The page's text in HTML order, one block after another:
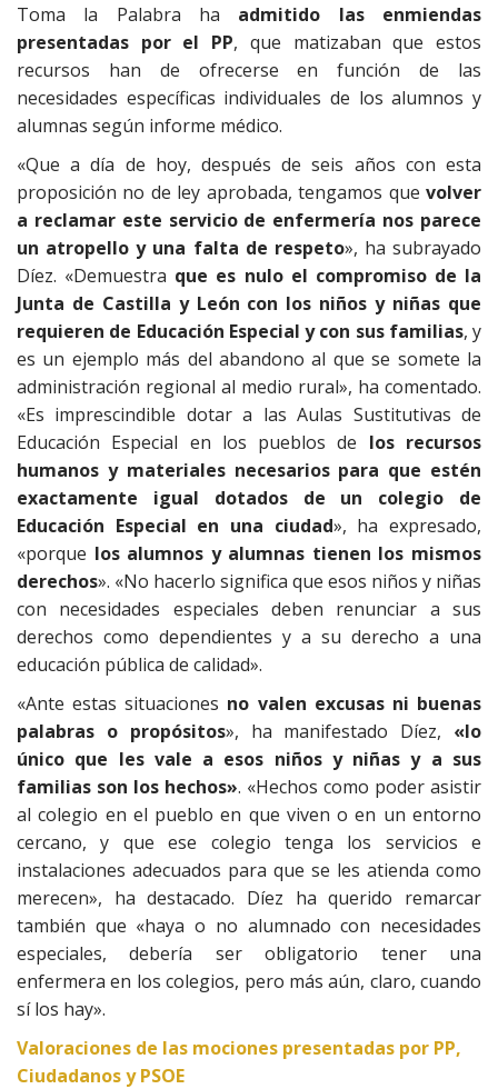
Toma la Palabra ha admitido las enmiendas
presentadas por el PP, que matizaban que estos
recursos han de ofrecerse en función de las
necesidades específicas individuales de los alumnos y
alumnas según informe médico.
«Que a día de hoy, después de seis años con esta
proposición no de ley aprobada, tengamos que volver
a reclamar este servicio de enfermería nos parece
un atropello y una falta de respeto», ha subrayado
Díez. «Demuestra que es nulo el compromiso de la
Junta de Castilla y León con los niños y niñas que
requieren de Educación Especial y con sus familias, y
es un ejemplo más del abandono al que se somete la
administración regional al medio rural», ha comentado.
«Es imprescindible dotar a las Aulas Sustitutivas de
Educación Especial en los pueblos de los recursos
humanos y materiales necesarios para que estén
exactamente igual dotados de un colegio de
Educación Especial en una ciudad», ha expresado,
«porque los alumnos y alumnas tienen los mismos
derechos». «No hacerlo significa que esos niños y niñas
con necesidades especiales deben renunciar a sus
derechos como dependientes y a su derecho a una
educación pública de calidad».
«Ante estas situaciones no valen excusas ni buenas
palabras o propósitos», ha manifestado Díez, «lo
único que les vale a esos niños y niñas y a sus
familias son los hechos». «Hechos como poder asistir
al colegio en el pueblo en que viven o en un entorno
cercano, y que ese colegio tenga los servicios e
instalaciones adecuados para que se les atienda como
merecen», ha destacado. Díez ha querido remarcar
también que «haya o no alumnado con necesidades
especiales, debería ser obligatorio tener una
enfermera en los colegios, pero más aún, claro, cuando
sí los hay».
Valoraciones de las mociones presentadas por PP,
Ciudadanos y PSOE